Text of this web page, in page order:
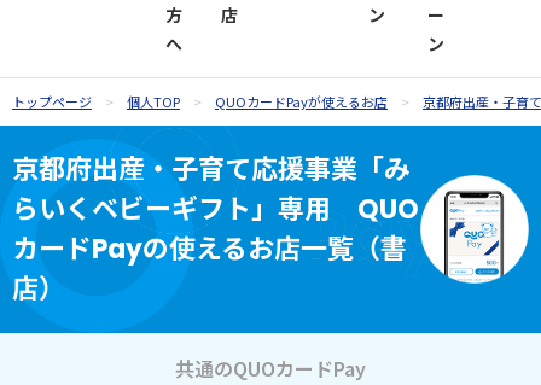
方
へ
店
ドが使え
るお店
ドPayが使
えるお店
ド
ドPay
ン
ラム一覧
お祝い
内祝い・お
祝い返し
一覧
お祝い
し
ー
ン
ドオンラ
インスト
ア
ドPayオン
ラインス
トア
トップページ 個人TOP QUOカードPayが使えるお店 京都府出産・子育
京都府出産・子育て応援事業「み
らいくベビーギフト」専用 QUO
カードPayの使えるお店一覧（書
店）
共通のQUOカードPay